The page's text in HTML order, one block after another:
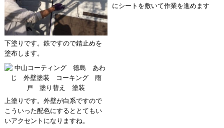
下塗りです。鉄ですので錆止めを
塗布します。
にシートを敷いて作業を進めます
上塗りです。外壁が白系ですので
こういった配色にするととてもい
いアクセントになりますね。